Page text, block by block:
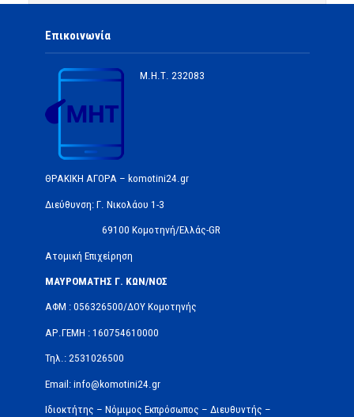
Επικοινωνία
Μ.Η.Τ. 232083
ΘΡΑΚΙΚΗ ΑΓΟΡΑ – komotini24.gr
Διεύθυνση: Γ. Νικολάου 1-3
69100 Κομοτηνή/Ελλάς-GR
Ατομική Επιχείρηση
ΜΑΥΡΟΜΑΤΗΣ Γ. ΚΩΝ/ΝΟΣ
ΑΦΜ : 056326500/ΔOΥ Κομοτηνής
ΑΡ.ΓΕΜΗ : 160754610000
Τηλ.: 2531026500
Email: info@komotini24.gr
Ιδιοκτήτης – Νόμιμος Εκπρόσωπος – Διευθυντής –